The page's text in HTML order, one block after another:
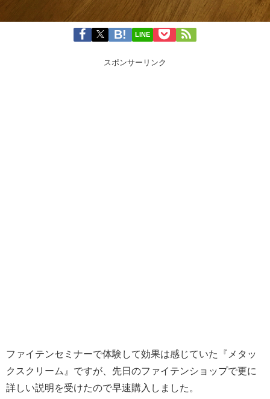
LINE
スポンサーリンク
ファイテンセミナーで体験して効果は感じていた『メタッ
クスクリーム』ですが、先日のファイテンショップで更に
詳しい説明を受けたので早速購入しました。